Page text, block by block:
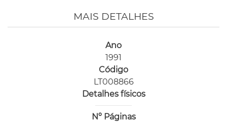
MAIS DETALHES
Ano
1991
Código
LT008866
Detalhes físicos
Nº Páginas